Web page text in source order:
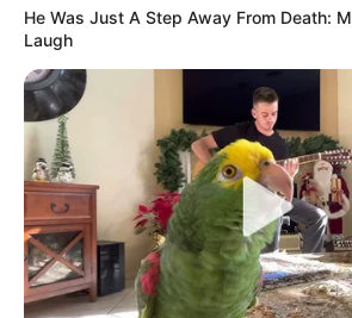
He Was Just A Step Away From Death:
Laugh